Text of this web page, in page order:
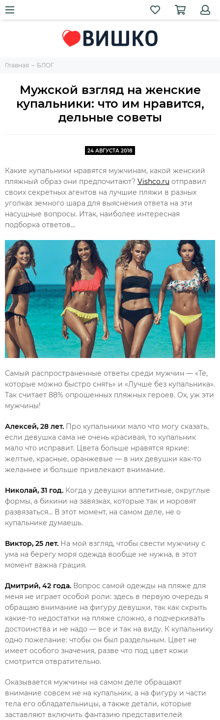
Главная БЛОГ
Мужской взгляд на женские
купальники: что им нравится,
дельные советы
24 АВГУСТА 2018
Какие купальники нравятся мужчинам, какой женский
пляжный образ они предпочитают? Vishco.ru отправил
своих секретных агентов на лучшие пляжи в разных
уголках земного шара для выяснения ответа на эти
насущные вопросы. Итак, наиболее интересная
подборка ответов...
Самый распространенные ответы среди мужчин — «Те,
которые можно быстро снять» и «Лучше без купальника».
Так считает 88% опрошенных пляжных героев. Ох, уж эти
мужчины!
Алексей, 28 лет. Про купальники мало что могу сказать,
если девушка сама не очень красивая, то купальник
мало что исправит. Цвета больше нравятся яркие:
желтые, красные, оранжевые — в них девушки как-то
желаннее и больше привлекают внимание.
Николай, 31 год. Когда у девушки аппетитные, округлые
формы, а бикини на завязках, которые так и норовят
развязаться... В этот момент, на самом деле, не о
купальнике думаешь.
Виктор, 25 лет. На мой взгляд, чтобы свести мужчину с
ума на берегу моря одежда вообще не нужна, в этот
момент важна грация.
Дмитрий, 42 года. Вопрос самой одежды на пляже для
меня не играет особой роли: здесь в первую очередь я
обращаю внимание на фигуру девушки, так как скрыть
какие-то недостатки на пляже сложно, а подчеркивать
достоинства и не надо — все и так на виду. К купальнику
одно пожелание: чтобы он был раздельным. Цвет не
имеет особого значения, разве что под цвет кожи
смотрится отвратительно.
Оказывается мужчины на самом деле обращают
внимание совсем не на купальник, а на фигуру и части
тела его обладательницы, а также детали, которые
заставляют включить фантазию представителей